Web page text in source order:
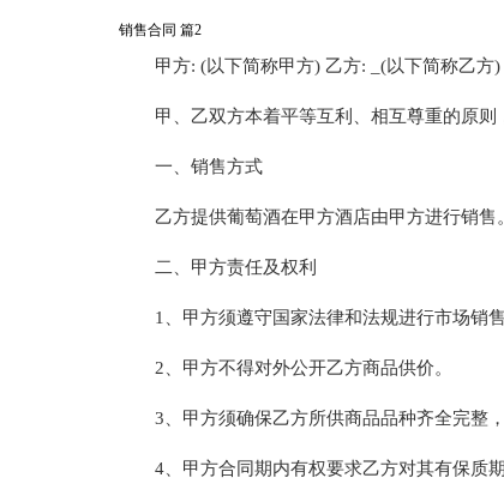
销售合同 篇2
甲方: (以下简称甲方) 乙方: _(以下简称乙方)
甲、乙双方本着平等互利、相互尊重的原则
一、销售方式
乙方提供葡萄酒在甲方酒店由甲方进行销售。
二、甲方责任及权利
1、甲方须遵守国家法律和法规进行市场销
2、甲方不得对外公开乙方商品供价。
3、甲方须确保乙方所供商品品种齐全完整，
4、甲方合同期内有权要求乙方对其有保质